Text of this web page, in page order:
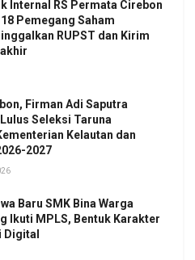
Internal RS Permata Cirebon
Pemegang Saham
RUPST dan Kirim
Firman Adi Saputra
Seleksi Taruna
Kelautan dan
2027
Baru SMK Bina Warga
Ikuti MPLS, Bentuk Karakter
Digital